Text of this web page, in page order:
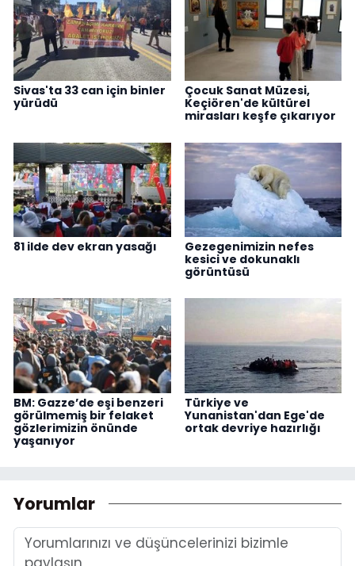
Sivas'ta 33 can için binler
yürüdü
Çocuk Sanat Müzesi,
Keçiören'de kültürel
mirasları keşfe çıkarıyor
81 ilde dev ekran yasağı
Gezegenimizin nefes
kesici ve dokunaklı
görüntüsü
BM: Gazze’de eşi benzeri
görülmemiş bir felaket
gözlerimizin önünde
yaşanıyor
Türkiye ve
Yunanistan'dan Ege'de
ortak devriye hazırlığı
Yorumlar